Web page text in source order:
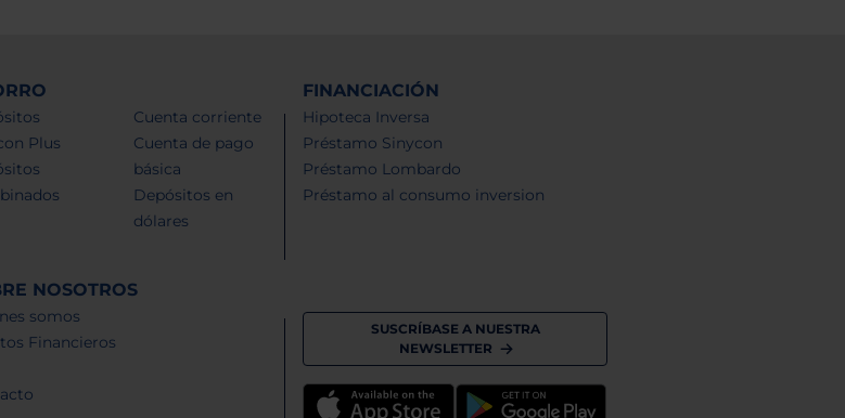
Plus
Cuenta corriente
Cuenta de pago
básica
Depósitos en
dólares
FINANCIACIÓN
Hipoteca Inversa
Préstamo Sinycon
Préstamo Lombardo
Préstamo al consumo inversion
NOSOTROS
somos
Financieros
SUSCRÍBASE A NUESTRA
NEWSLETTER